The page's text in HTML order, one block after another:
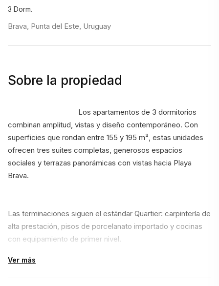
3 Dorm.
Brava, Punta del Este, Uruguay
Sobre la propiedad
combinan amplitud, vistas y diseño contemporáneo. Con
superficies que rondan entre 155 y 195 m², estas unidades
ofrecen tres suites completas, generosos espacios
sociales y terrazas panorámicas con vistas hacia Playa
Brava.
Las terminaciones siguen el estándar Quartier: carpintería de
alta prestación, pisos de porcelanato importado y cocinas
con equipamiento de primer nivel.
Pensadas tanto para residencia permanente como para
estadías largas de verano, estas unidades permiten disfrutar
Ver más